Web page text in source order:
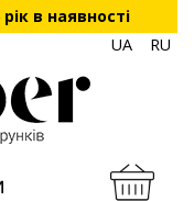
в наявності
UA
RU